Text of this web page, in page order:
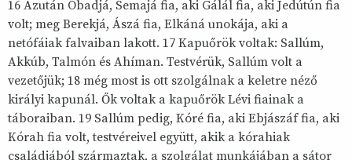
16 Azután Óbadjá, Semajá fia, aki Gálál fia, aki Jedútún fia
volt; meg Berekjá, Ászá fia, Elkáná unokája, aki a
netófáiak falvaiban lakott. 17 Kapuőrök voltak: Sallúm,
Akkúb, Talmón és Ahíman. Testvérük, Sallúm volt a
vezetőjük; 18 még most is ott szolgálnak a keletre néző
királyi kapunál. Ők voltak a kapuőrök Lévi fiainak a
táboraiban. 19 Sallúm pedig, Kóré fia, aki Ebjászáf fia, aki
Kórah fia volt, testvéreivel együtt, akik a kórahiak
családjából származtak, a szolgálat munkájában a sátor